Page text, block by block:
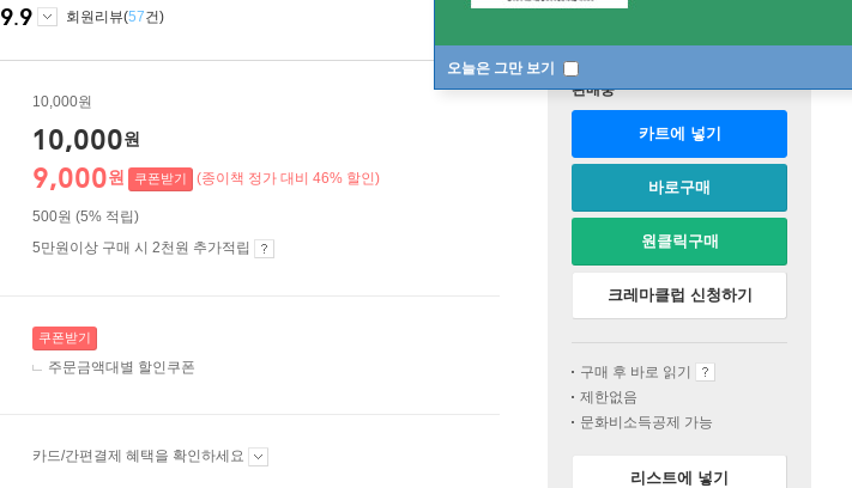
오늘은 그만 보기
9.9 회원리뷰(57건)
10,000원
10,000원
9,000원 쿠폰받기 (종이책 정가 대비 46% 할인)
500원 (5% 적립)
5만원이상 구매 시 2천원 추가적립
쿠폰받기
주문금액대별 할인쿠폰
카드/간편결제 혜택을 확인하세요
판매중
카트에 넣기
바로구매
원클릭구매
크레마클럽 신청하기
구매 후 바로 읽기
제한없음
문화비소득공제 가능
리스트에 넣기